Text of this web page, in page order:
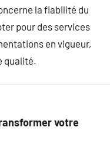
la fiabilité du
pour des services
en vigueur,
qualité.
votre